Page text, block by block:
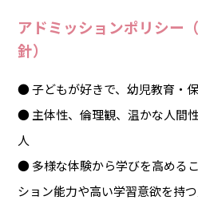
アドミッションポリシー
針）
● 子どもが好きで、幼児教育・
● 主体性、倫理観、温かな人間
人
● 多様な体験から学びを高める
ション能力や高い学習意欲を持